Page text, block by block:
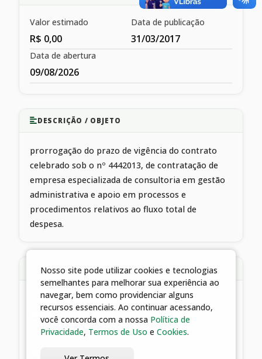
Valor estimado
R$ 0,00
Data de publicação
31/03/2017
Data de abertura
09/08/2026
DESCRIÇÃO / OBJETO
prorrogação do prazo de vigência do contrato
celebrado sob o nº 4442013, de contratação de
empresa especializada de consultoria em gestão
administrativa e apoio em processos e
procedimentos relativos ao fluxo total de
despesa.
ARQUIVOS ANEXOS
1 arquivos
02/12/2021 23:32 | EXTRATO 5º TERMO ADITIVO
Nosso site pode utilizar cookies e tecnologias
semelhantes para melhorar sua experiência ao
navegar, bem como providenciar alguns
recursos essenciais. Ao continuar acessando,
você concorda com a nossa Política de
Privacidade, Termos de Uso e Cookies.